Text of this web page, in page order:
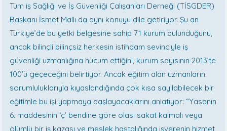
Tüm iş Sağlığı ve İş Güvenliği Çalışanları Derneği (TİSGDER)
Başkanı İsmet Mallı da aynı konuyu dile getiriyor. Şu an
Türkiye’de bu yetki belgesine sahip 71 kurum bulunduğunu,
ancak bilinçli bilinçsiz herkesin istihdam sevinciyle iş
güvenliği uzmanlığına hücum ettiğini, kurum sayısının 2013’te
100’ü geçeceğini belirtiyor. Ancak eğitim alan uzmanların
sorumluluklarıyla kıyaslandığında çok kısa sayılabilecek bir
eğitimle bu işi yapmaya başlayacaklarını anlatıyor: “Yasanın
6. maddesinin ‘ç’ bendine göre olası sakat kalmalı veya
ölümlü bir iş kazası ve meslek hastalığında işverenin hizmet